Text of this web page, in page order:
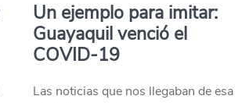
Un ejemplo para imitar:
Guayaquil venció el
COVID-19
Las noticias que nos llegaban de esa